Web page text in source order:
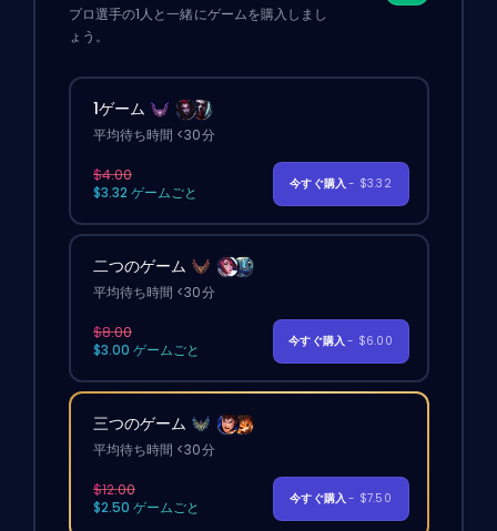
プロ選手の1人と一緒にゲームを購入しまし
ょう。
1ゲーム
平均待ち時間 <30分
$4.00
$3.32 ゲームごと
今すぐ購入- $3.32
二つのゲーム
平均待ち時間 <30分
$8.00
$3.00 ゲームごと
今すぐ購入- $6.00
三つのゲーム
平均待ち時間 <30分
$12.00
$2.50 ゲームごと
今すぐ購入- $7.50